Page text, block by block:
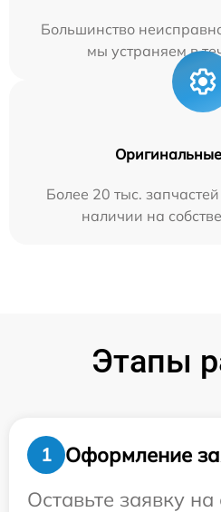
Большинство
мы устраняем в
Более 20 тыс.
наличии на
Этапы
1
Оформление
Оставьте заявку на